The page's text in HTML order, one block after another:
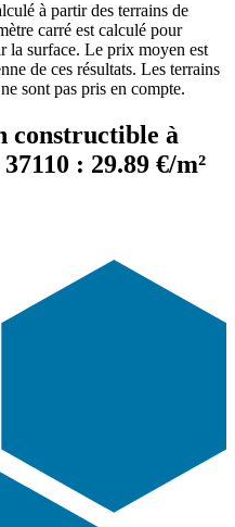
à partir des terrains de
carré est calculé pour
la surface. Le prix moyen est
de ces résultats. Les terrains
sont pas pris en compte.
constructible à
: 29.89 €/m²